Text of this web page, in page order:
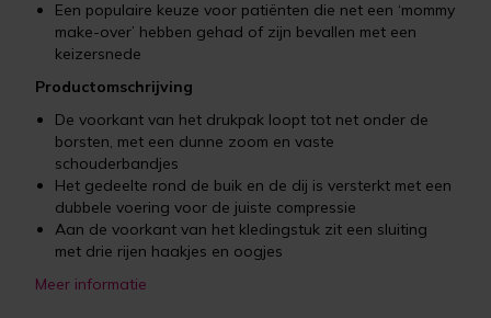
Een populaire keuze voor patiënten die net een ‘mommy
make-over’ hebben gehad of zijn bevallen met een
keizersnede
Productomschrijving
De voorkant van het drukpak loopt tot net onder de
borsten, met een dunne zoom en vaste
schouderbandjes
Het gedeelte rond de buik en de dij is versterkt met een
dubbele voering voor de juiste compressie
Aan de voorkant van het kledingstuk zit een sluiting
met drie rijen haakjes en oogjes
Meer informatie